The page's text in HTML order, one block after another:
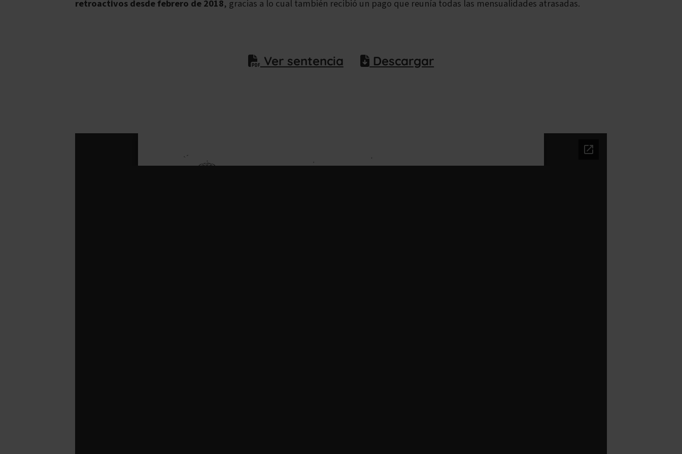
retroactivos desde febrero de 2018, gracias a lo cual también recibió un pago que reunía todas las mensualidades atrasadas.
Ver sentencia Descargar